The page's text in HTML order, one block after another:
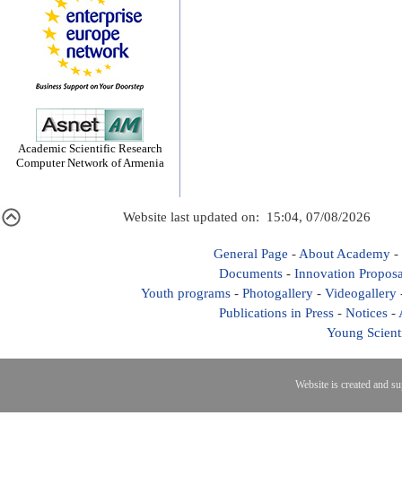
Academic Scientific Research
Computer Network of Armenia
Website last updated on: 15:04, 07/08/2026
General Page - About Academy-
Documents- Innovation
Youth programs- Photogallery- Videogallery
Publications in Press - Notices -
Young
Website is created and